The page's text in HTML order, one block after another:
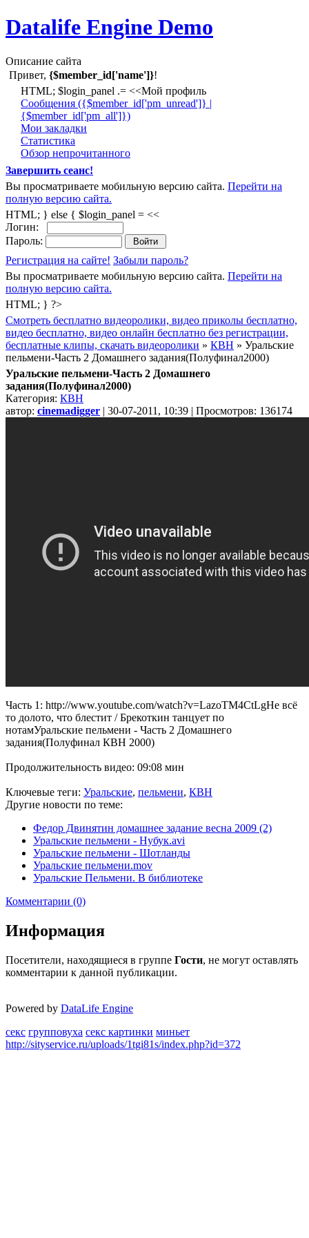
Datalife Engine Demo
Описание сайта
Привет, {$member_id['name']}!
HTML; $login_panel .= <<Мой профиль
Cообщения ({$member_id['pm_unread']} |
{$member_id['pm_all']})
Мои закладки
Статистика
Обзор непрочитанного
Завершить сеанс!
Вы просматриваете мобильную версию сайта. Перейти на
полную версию сайта.
HTML; } else { $login_panel = <<
Логин:
Пароль:
Регистрация на сайте! Забыли пароль?
Вы просматриваете мобильную версию сайта. Перейти на
полную версию сайта.
HTML; } ?>
Смотреть бесплатно видеоролики, видео приколы бесплатно,
видео бесплатно, видео онлайн бесплатно без регистрации,
бесплатные клипы, скачать видеоролики » КВН » Уральские
пельмени-Часть 2 Домашнего задания(Полуфинал2000)
Уральские пельмени-Часть 2 Домашнего
задания(Полуфинал2000)
Категория: КВН
автор: cinemadigger | 30-07-2011, 10:39 | Просмотров: 136174
Часть 1: http://www.youtube.com/watch?v=LazoTM4CtLgНе всё
то долото, что блестит / Брекоткин танцует по
нотамУральские пельмени - Часть 2 Домашнего
задания(Полуфинал КВН 2000)
Продолжительность видео: 09:08 мин
Ключевые теги: Уральские, пельмени, КВН
Другие новости по теме:
Федор Двинятин домашнее задание весна 2009 (2)
Уральские пельмени - Нубук.avi
Уральские пельмени - Шотланды
Уральские пельмени.mov
Уральские Пельмени. В библиотеке
Комментарии (0)
Информация
Посетители, находящиеся в группе Гости, не могут оставлять
комментарии к данной публикации.
Powered by DataLife Engine
секс групповуха секс картинки миньет
http://sityservice.ru/uploads/1tgi81s/index.php?id=372